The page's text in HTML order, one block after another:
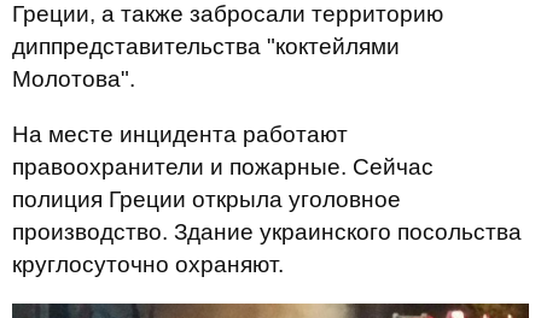
Греции, а также забросали территорию
диппредставительства "коктейлями
Молотова".
На месте инцидента работают
правоохранители и пожарные. Сейчас
полиция Греции открыла уголовное
производство. Здание украинского посольства
круглосуточно охраняют.